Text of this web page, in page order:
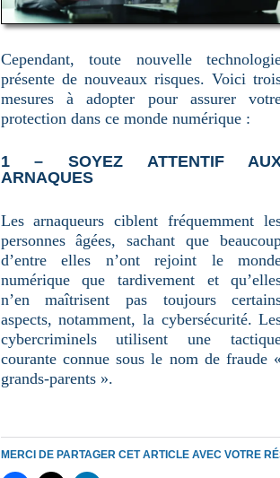
Cependant, toute nouvelle
présente de nouveaux risques. Voici
mesures à adopter pour assurer
protection dans ce monde numérique :
1 – SOYEZ ATTENTIF
ARNAQUES
Les arnaqueurs ciblent fréquemment
personnes âgées, sachant que
d’entre elles n’ont rejoint le
numérique que tardivement et
n’en maîtrisent pas toujours
aspects, notamment, la cybersécurité.
cybercriminels utilisent une
courante connue sous le nom de fraude
grands-parents ».
MERCI DE PARTAGER CET ARTICLE AVEC VOTRE